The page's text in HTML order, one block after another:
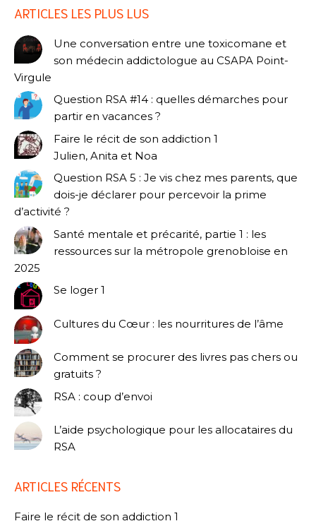
ARTICLES LES PLUS LUS
Une conversation entre une toxicomane et
son médecin addictologue au CSAPA Point-
Virgule
Question RSA #14 : quelles démarches pour
partir en vacances ?
Faire le récit de son addiction 1
Julien, Anita et Noa
Question RSA 5 : Je vis chez mes parents, que
dois-je déclarer pour percevoir la prime
d’activité ?
Santé mentale et précarité, partie 1 : les
ressources sur la métropole grenobloise en
2025
Se loger 1
Cultures du Cœur : les nourritures de l’âme
Comment se procurer des livres pas chers ou
gratuits ?
RSA : coup d’envoi
L’aide psychologique pour les allocataires du
RSA
ARTICLES RÉCENTS
Faire le récit de son addiction 1